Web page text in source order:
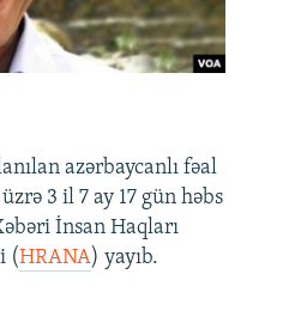
azərbaycanlı fəal
3 il 7 ay 17 gün həbs
İnsan Haqları
(HRANA) yayıb.